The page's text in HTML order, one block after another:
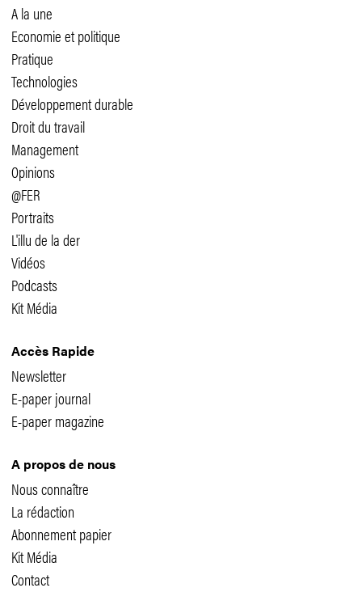
A la une
Economie et politique
Pratique
Technologies
Développement durable
Droit du travail
Management
Opinions
@FER
Portraits
L'illu de la der
Vidéos
Podcasts
Kit Média
Accès Rapide
Newsletter
E-paper journal
E-paper magazine
A propos de nous
Nous connaître
La rédaction
Abonnement papier
Kit Média
Contact